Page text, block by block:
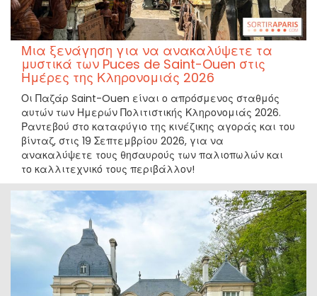
Μια ξενάγηση για να ανακαλύψετε τα
μυστικά των Puces de Saint-Ouen στις
Ημέρες της Κληρονομιάς 2026
Οι Παζάρ Saint-Ouen είναι ο απρόσμενος σταθμός
αυτών των Ημερών Πολιτιστικής Κληρονομιάς 2026.
Ραντεβού στο καταφύγιο της κινέζικης αγοράς και του
βίνταζ, στις 19 Σεπτεμβρίου 2026, για να
ανακαλύψετε τους θησαυρούς των παλιοπωλών και
το καλλιτεχνικό τους περιβάλλον!